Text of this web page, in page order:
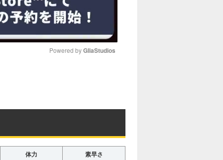
Powered by GliaStudios
体力 素早さ